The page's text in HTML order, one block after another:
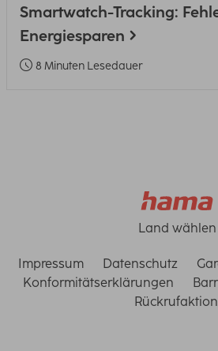
Smartwatch-Tracking:
Energiesparen
8 Minuten Lesedauer
Land wählen
Impressum Datenschutz
Konformitätserklärungen